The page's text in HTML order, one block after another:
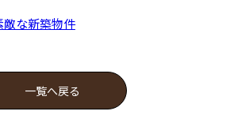
な新築物件
一覧へ戻る